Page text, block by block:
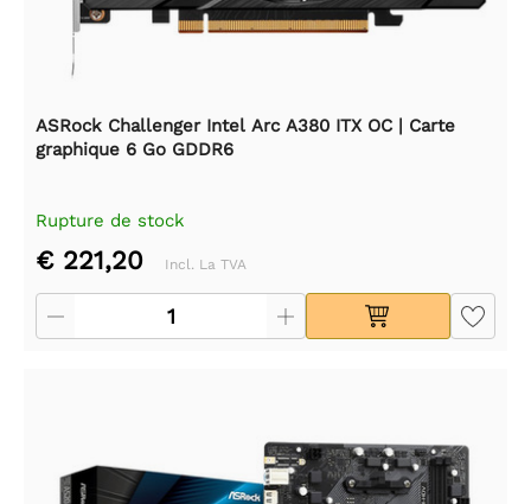
ASRock Challenger Intel Arc A380 ITX OC | Carte
graphique 6 Go GDDR6
Rupture de stock
€ 221,20 Incl. La TVA